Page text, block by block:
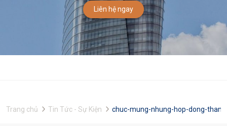
Liên hệ ngay
Trang chủ Tin Tức - Sự Kiện chuc-mung-nhung-hop-dong-